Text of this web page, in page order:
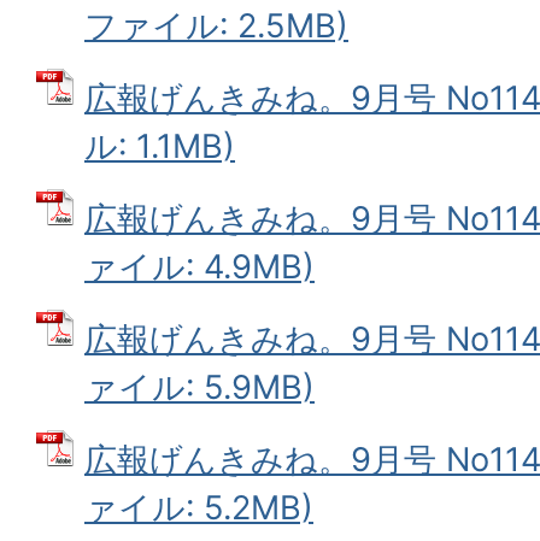
ファイル: 2.5MB)
広報げんきみね。9月号
ル: 1.1MB)
広報げんきみね。9月号
ァイル: 4.9MB)
広報げんきみね。9月号
ァイル: 5.9MB)
広報げんきみね。9月号
ァイル: 5.2MB)